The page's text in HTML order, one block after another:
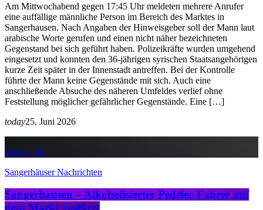
Am Mittwochabend gegen 17:45 Uhr meldeten mehrere Anrufer
eine auffällige männliche Person im Bereich des Marktes in
Sangerhausen. Nach Angaben der Hinweisgeber soll der Mann laut
arabische Worte gerufen und einen nicht näher bezeichneten
Gegenstand bei sich geführt haben. Polizeikräfte wurden umgehend
eingesetzt und konnten den 36-jährigen syrischen Staatsangehörigen
kurze Zeit später in der Innenstadt antreffen. Bei der Kontrolle
führte der Mann keine Gegenstände mit sich. Auch eine
anschließende Absuche des näheren Umfeldes verlief ohne
Feststellung möglicher gefährlicher Gegenstände. Eine […]
today25. Juni 2026
insert_link
Sangerhäuser Nachrichten
Sangerhausen – Alkoholisierter Pedelec-Fahrer auf
dem Markt gestürzt